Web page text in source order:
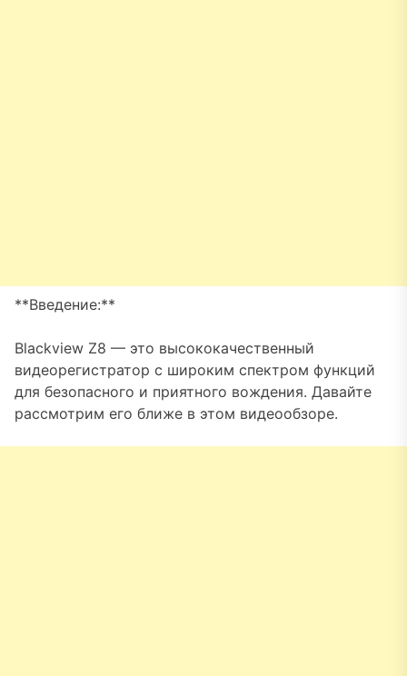
**Введение:**
Blackview Z8 — это высококачественный
видеорегистратор с широким спектром функций
для безопасного и приятного вождения. Давайте
рассмотрим его ближе в этом видеообзоре.